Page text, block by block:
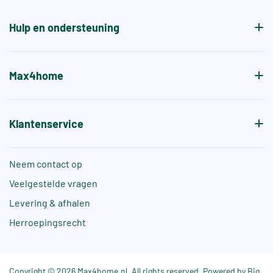
Hulp en ondersteuning
Max4home
Klantenservice
Neem contact op
Veelgestelde vragen
Levering & afhalen
Herroepingsrecht